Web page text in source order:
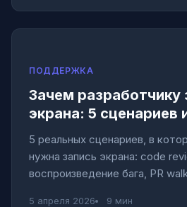
ПОДДЕРЖКА
Зачем разработчику
экрана: 5 сценариев
5 реальных сценариев, в
нужна запись экрана: code
воспроизведение бага, PR
5 апреля 2026 9 мин